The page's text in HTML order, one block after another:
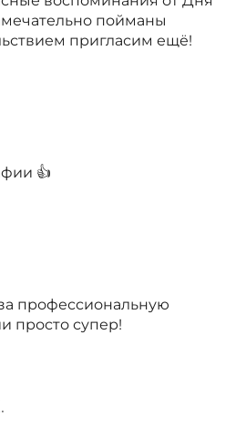
пойманы
пригласим ещё!
👍
профессиональную
просто супер!